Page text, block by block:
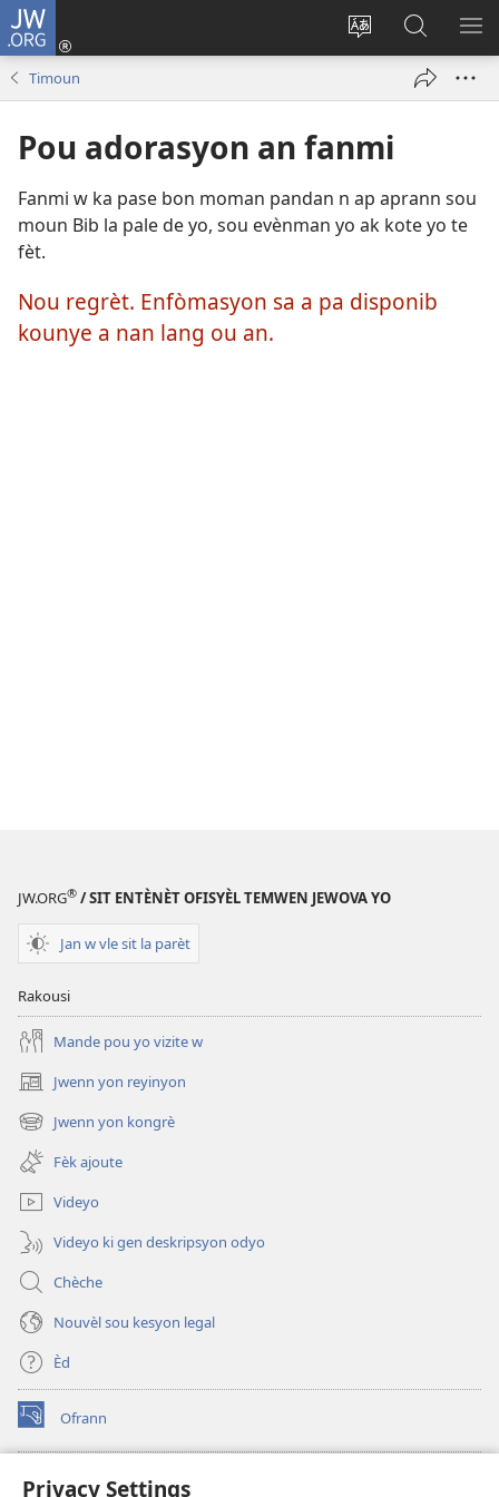
Privacy Settings
JW.ORG
Chanje
Konekte
(opens
Fè
rechèch
sou
Timoun
Pou adorasyon an fanmi
Fanmi w ka pase bon moman pandan n ap aprann sou
moun Bib la pale de yo, sou evènman yo ak kote yo te
fèt.
Nou regrèt. Enfòmasyon sa a pa disponib
kounye a nan lang ou an.
JW.ORG® / SIT ENTÈNÈT OFISYÈL TEMWEN JEWOVA YO
Jan w vle sit la parèt
Rakousi
Mande pou yo vizite w
Jwenn yon reyinyon
(opens
new
window)
Jwenn yon kongrè
(opens
new
window)
Fèk ajoute
Videyo
Videyo ki gen deskripsyon odyo
Chèche
Nouvèl sou kesyon legal
Èd
Ofrann
(opens
new
Bibliyotèk sou Entènèt
(opens